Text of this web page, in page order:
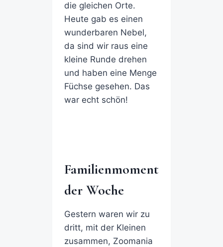
die gleichen Orte.
Heute gab es einen
wunderbaren Nebel,
da sind wir raus eine
kleine Runde drehen
und haben eine Menge
Füchse gesehen. Das
war echt schön!
Familienmoment
der Woche
Gestern waren wir zu
dritt, mit der Kleinen
zusammen, Zoomania